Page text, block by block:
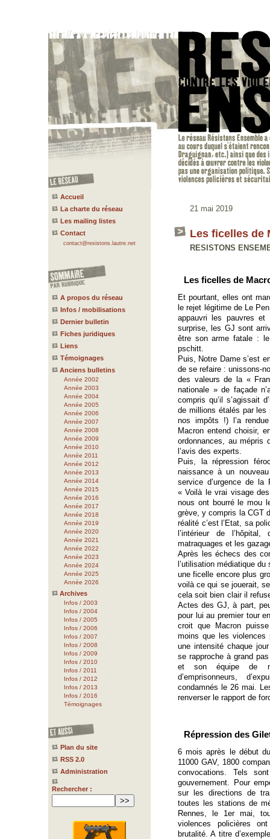
Accueil
La charte du réseau
Les mailing listes
Contact
contact@resistons.lautre.net
A propos du réseau
Infos / mobilisations
Dernier bulletin
Fiches juridiques
Liens
Témoignages
Anciens bulletins
Année 2002
Année 2003
Année 2004
Année 2005
Année 2006
Année 2007
Année 2008
Année 2009
Année 2010
Année 2011
Année 2012
Année 2013
Année 2014
Année 2015
Année 2016
Année 2017
Année 2018
Année 2019
Année 2020
Année 2021
Année 2022
Année 2023
Année 2024
Année 2025
Année 2026
Archives
Infos / 2003
Infos / 2004
Infos / 2005
Infos / 2006
Infos / 2007
Infos / 2008
Infos / 2009
Infos / 2010
Infos / 2011
Infos / 2012
Infos / 2013
Infos / 2016
Témoignages
Plan du site
RSS 2.0
Administration
Rechercher :
21 mai 2019
Les ficelles de
RESISTONS
Les ficelles de
Et pourtant, elles ont
le rejet légitime de Le
appauvri les pauvres
surprise, les GJ sont
être son arme fatale :
pschitt.
Puis, Notre Dame s’est
de se refaire : unissons-
des valeurs de la «
nationale » de façade
compris qu’il s’agissait
de millions étalés par les
nos impôts !) l’a
Macron entend choisir,
ordonnances, au mépris
l’avis des experts.
Puis, la répression
naissance à un
service d’urgence de la
« Voilà le vrai visage
nous ont bourré le mou
grève, y compris la CGT
réalité c’est l’Etat, sa
l’intérieur de
matraquages et les
Après les échecs des
l’utilisation médiatique
une ficelle encore plus
voilà ce qui se jouerait,
cela soit bien clair il
Actes des GJ, à part,
pour lui au premier tour
croit que Macron
moins que les violences
une intensité chaque
se rapproche à grand
et son équipe de
d’emprisonneurs,
condamnés le 26 mai.
renverser le rapport de
Répression des
6 mois après le début
11000 GAV, 1800
convocations. Tels
gouvernement. Pour
sur les directions de
toutes les stations de
Rennes, le 1er mai,
violences policières
brutalité. A titre